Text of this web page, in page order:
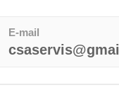
E-mail